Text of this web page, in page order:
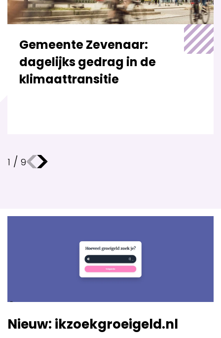
Gemeente Zevenaar:
dagelijks gedrag in de
klimaattransitie
1 / 9
Nieuw: ikzoekgroeigeld.nl